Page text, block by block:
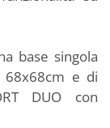
base singola
68x68cm e di
DUO con